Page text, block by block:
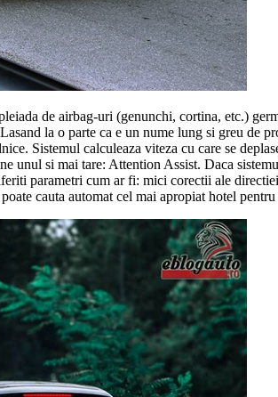
de airbag-uri (genunchi, cortina, etc.)
la o parte ca e un nume lung si greu de
Sistemul calculeaza viteza cu care se
unul si mai tare: Attention Assist. Daca
parametri cum ar fi: mici corectii ale
cauta automat cel mai apropiat hotel